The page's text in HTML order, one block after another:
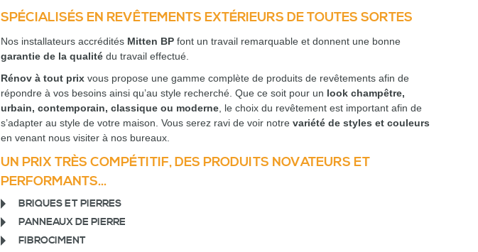
SPÉCIALISÉS EN REVÊTEMENTS EXTÉRIEURS DE TOUTES SORTES
Nos installateurs accrédités Mitten BPfont un travail remarquable et donnent une bonne
garantie de la qualitédu travail effectué.
Rénov à tout prixvous propose une gamme complète de produits de revêtements afin de
répondre à vos besoins ainsi qu’au style recherché. Que ce soit pour un look champêtre,
urbain, contemporain, classique ou moderne, le choix du revêtement est important afin de
s’adapter au style de votre maison. Vous serez ravi de voir notre variété de styles et couleurs
en venant nous visiter à nos bureaux.
UN PRIX TRÈS COMPÉTITIF, DES PRODUITS NOVATEURS ET
PERFORMANTS...
BRIQUES ET PIERRES
PANNEAUX DE PIERRE
FIBROCIMENT